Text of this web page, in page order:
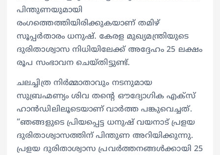
പിന്തുണയുമായി
രംഗത്തെത്തിയിരിക്കുകയാണ് തമിഴ്
സൂപ്പര്‍താരം ധനുഷ്. കേരള മുഖ്യമന്ത്രിയുടെ
ദുരിതാശ്വാസ നിധിയിലേക്ക് അദ്ദേഹം 25 ലക്ഷം
രൂപ സംഭാവന ചെയ്തിട്ടുണ്ട്.
ചലച്ചിത്ര നിർമ്മാതാവും നടനുമായ
സുബ്രഹ്മണ്യം ശിവ തന്‍റെ ഔദ്യോഗിക എക്‌സ്
ഹാൻഡിലിലൂടെയാണ് വാർത്ത പങ്കുവെച്ചത്.
“ഞങ്ങളുടെ പ്രിയപ്പെട്ട ധനുഷ് വയനാട് പ്രളയ
ദുരിതാശ്വാസത്തിന് പിന്തുണ അറിയിക്കുന്നു.
പ്രളയ ദുരിതാശ്വാസ പ്രവർത്തനങ്ങൾക്കായി 25